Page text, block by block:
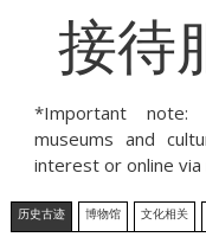
接待
*Important note:
museums and
interest or online
历史古迹 博物馆 文化相关